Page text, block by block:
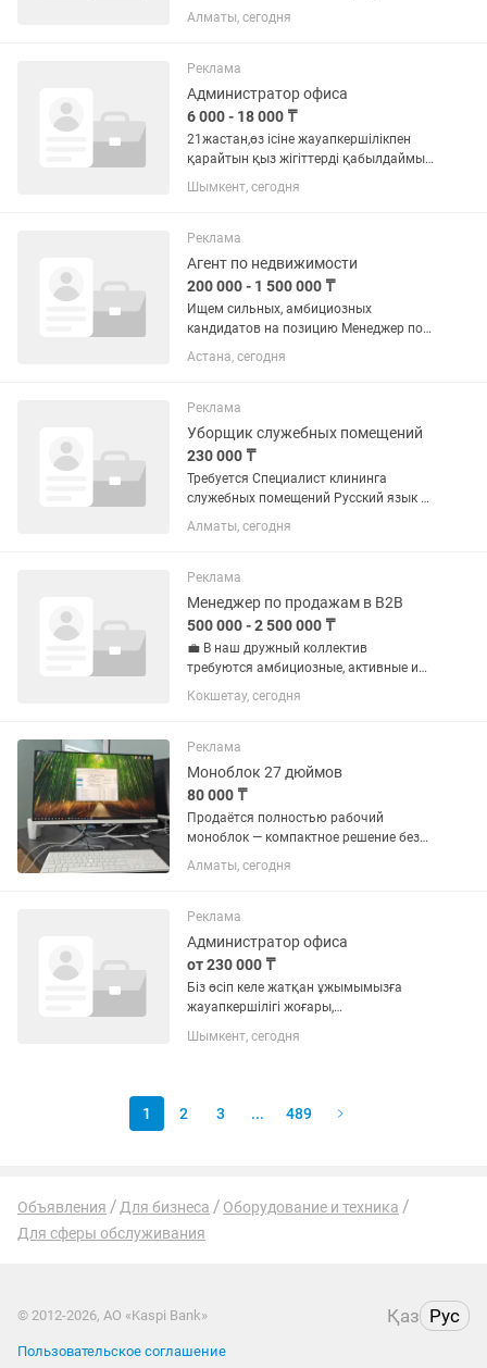
требуется опытный сантехник. Мы
обеспечиваем стабильный поток
которые ценят качественный подход к
делу...
Алматы, сегодня
Реклама
Администратор офиса
6 000 - 18 000 ₸
21жастан,өз ісіне жауапкершілікпен
қарайтын қыз жігіттерді қабылдаймыз.
Сауатты сөйлеп,клиенттерді жылы
қабылдау,график 5/2.
Шымкент, сегодня
Реклама
Агент по недвижимости
200 000 - 1 500 000 ₸
Ищем сильных, амбициозных
кандидатов на позицию Менеджер по
продаже недвижимости в
Международную компанию ЭТАЖИ! №
Поченьу ЭТАЖИ — ваш путь к успеху: -
Международный...
Астана, сегодня
Реклама
Уборщик служебных помещений
230 000 ₸
Требуется Специалист клининга
служебных помещений Русский язык и
Казахский язык обязательные График
работы 2/2, с 7:00 до 16:00; Зарплата
Официальное...
Алматы, сегодня
Реклама
Менеджер по продажам в B2B
500 000 - 2 500 000 ₸
💼 В наш дружный коллектив
требуются амбициозные, активные и
целеустремленные ребята, которые
хотят хорошо зарабатывать! 📈 Мы
рынка + еженедельные бонусы с
продаж •💸...
Кокшетау, сегодня
Реклама
Моноблок 27 дюймов
80 000 ₸
Продаётся полностью рабочий
моноблок — компактное решение без
лишних проводов. Отлично подойдёт
для офиса, 1С, учёбы и дома. 🔧
i5-6600 (4 ядра, до 3.3...
Алматы, сегодня
Реклама
Администратор офиса
от 230 000 ₸
Біз өсіп келе жатқан ұжымымызға
жауапкершілігі жоғары,
адамдармен оңай тіл табыса алатын
Шымкент, сегодня
1 2 3 ... 489
Объявления Для бизнеса
Оборудование и техника
Для сферы обслуживания
© 2012-2026, АО «Kaspi Bank» Қаз Рус
Пользовательское соглашение